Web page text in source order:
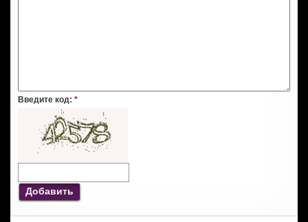
Введите код: *
Добавить